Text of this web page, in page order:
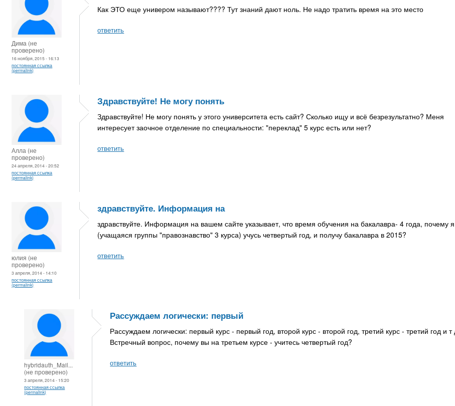
Дима (не
проверено)
16 ноября, 2015 - 16:13
постоянная ссылка
(permalink)
Как ЭТО еще универом называют???? Тут знаний дают ноль. Не надо тратить время на это место
ответить
Алла (не
проверено)
24 апреля, 2014 - 20:52
постоянная ссылка
(permalink)
Здравствуйте! Не могу понять
Здравствуйте! Не могу понять у этого университета есть сайт? Сколько ищу и всё безрезультатно? Меня
интересует заочное отделение по специальности: "переклад" 5 курс есть или нет?
ответить
юлия (не
проверено)
3 апреля, 2014 - 14:10
постоянная ссылка
(permalink)
здравствуйте. Информация на
здравствуйте. Информация на вашем сайте указывает, что время обучения на бакалавра- 4 года, почему я
(учащаяся группы "правознавство" 3 курса) учусь четвертый год, и получу бакалавра в 2015?
ответить
hybridauth_Mail...
(не проверено)
3 апреля, 2014 - 15:20
постоянная ссылка
(permalink)
Рассуждаем логически: первый
Рассуждаем логически: первый курс - первый год, второй курс - второй год, третий курс - третий год и т
Встречный вопрос, почему вы на третьем курсе - учитесь четвертый год?
ответить